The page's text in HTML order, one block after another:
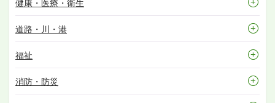
健康・医療・衛生
道路・川・港
福祉
消防・防災